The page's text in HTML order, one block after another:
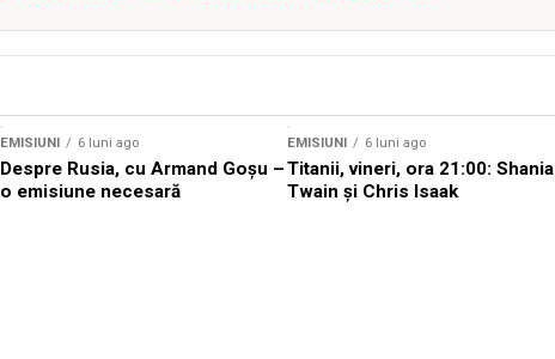
EMISIUNI 6 luni ago
Despre Rusia, cu Armand Goșu –
o emisiune necesară
EMISIUNI 6 luni ago
Titanii, vineri, ora 21:00: Shania
Twain și Chris Isaak